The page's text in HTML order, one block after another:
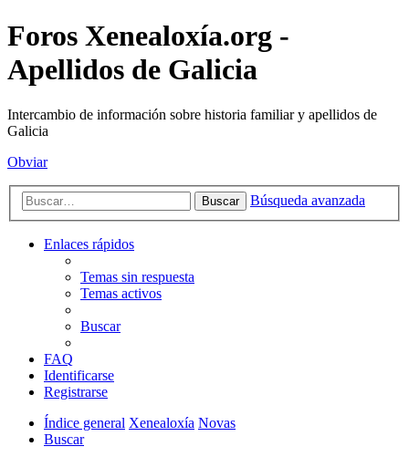
Foros Xenealoxía.org -
Apellidos de Galicia
Intercambio de información sobre historia familiar y apellidos de
Galicia
Obviar
Buscar Búsqueda avanzada
Enlaces rápidos
Temas sin respuesta
Temas activos
Buscar
FAQ
Identificarse
Registrarse
Índice general Xenealoxía Novas
Buscar